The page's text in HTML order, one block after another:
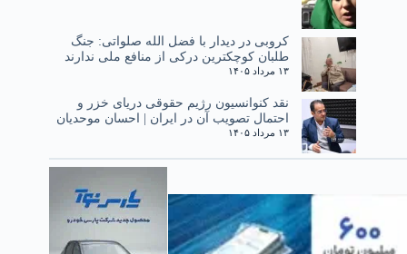
کروبی در دیدار با فضل الله صلواتی: جنگ
طلبان کوچکترین درکی از منافع ملی ندارند
۱۳ مرداد ۱۴۰۵
نقد کنوانسیون رژیم حقوقی دریای خزر و
احتمال تصویب آن در ایران | احسان موحدیان
۱۳ مرداد ۱۴۰۵